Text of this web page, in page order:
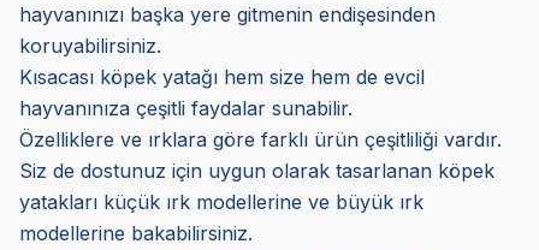
hayvanınızı başka yere gitmenin endişesinden
koruyabilirsiniz.
Kısacası köpek yatağı hem size hem de evcil
hayvanınıza çeşitli faydalar sunabilir.
Özelliklere ve ırklara göre farklı ürün çeşitliliği vardır.
Siz de dostunuz için uygun olarak tasarlanan köpek
yatakları küçük ırk modellerine ve büyük ırk
modellerine bakabilirsiniz.